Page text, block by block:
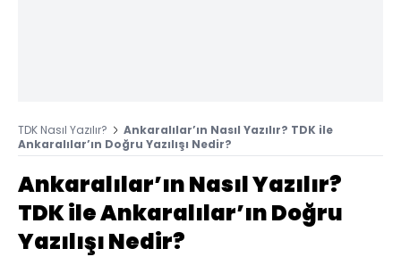
TDK Nasıl Yazılır?
Ankaralılar’ın Nasıl Yazılır? TDK ile
Ankaralılar’ın Doğru Yazılışı Nedir?
Ankaralılar’ın Nasıl Yazılır?
TDK ile Ankaralılar’ın Doğru
Yazılışı Nedir?